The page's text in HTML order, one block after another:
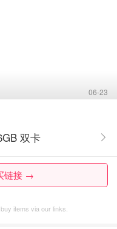
06-23
双卡
链接 →
items via our links.